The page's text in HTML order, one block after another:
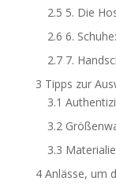
2.5 5. Die
2.6 6.
2.77.
3 Tipps zur
3.1
3.2
3.3
4Anlässe, um